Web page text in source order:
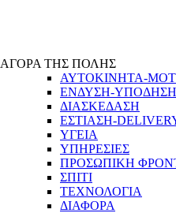
ΑΓΟΡΑ ΤΗΣ ΠΟΛΗΣ
ΑΥΤΟΚΙΝΗΤΑ-
ΕΝΔΥΣΗ-ΥΠΟΔΗΣΗ
ΔΙΑΣΚΕΔΑΣΗ
ΕΣΤΙΑΣΗ-
ΥΓΕΙΑ
ΥΠΗΡΕΣΙΕΣ
ΠΡΟΣΩΠΙΚΗ
ΣΠΙΤΙ
ΤΕΧΝΟΛΟΓΙΑ
ΔΙΑΦΟΡΑ